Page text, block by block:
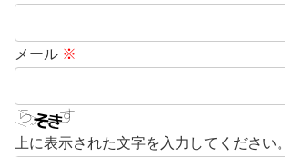
メール ※
上に表示された文字を入力してください。